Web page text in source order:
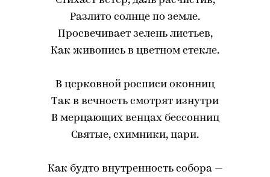
Разлито солнце по земле.
Просвечивает зелень листьев,
Как живопись в цветном стекле.
B церковной росписи оконниц
Так в вечность смотрят изнутри
В мерцающих венцах бессонниц
Святые, схимники, цари.
Как будто внутренность собора —